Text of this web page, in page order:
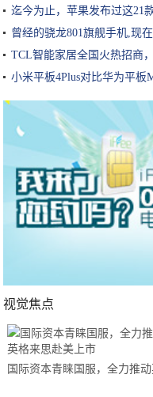
迄今为止，苹果发布过这21
曾经的骁龙801旗舰手机,现
TCL智能家居全国火热招商
小米平板4Plus对比华为平板
视觉焦点
国际资本青睐国服，全力推